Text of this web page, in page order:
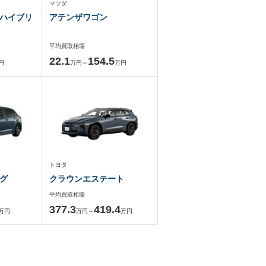
イブリ
マツダ
アテンザワゴン
平均買取相場
22.1万円～ 154.5万円
円
トヨタ
クラウンエステート
平均買取相場
377.3万円～419.4万円